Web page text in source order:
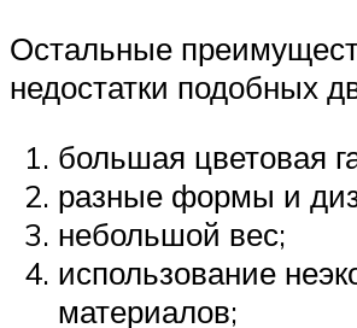
Остальные
недостатки подобных
большая цветовая
разные формы и
небольшой вес;
использование
материалов;